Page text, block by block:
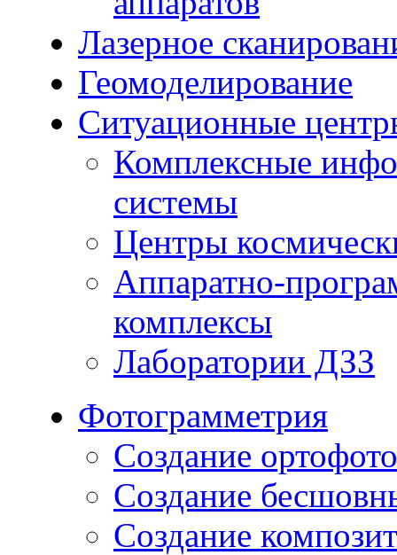
Лазерное
Геомоделирование
Ситуационные
Комплексные
системы
Центры
Аппаратно-
комплексы
Лаборатории ДЗЗ
Фотограмметрия
Создание
Создание
Создание